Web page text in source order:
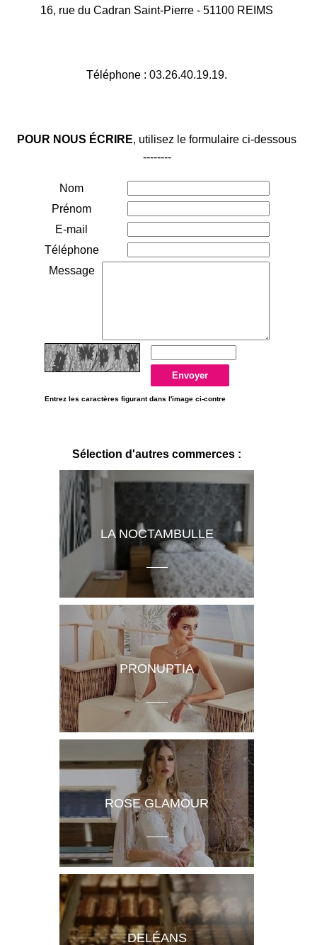
16, rue du Cadran Saint-Pierre - 51100 REIMS
Téléphone : 03.26.40.19.19.
POUR NOUS ÉCRIRE, utilisez le formulaire ci-dessous
--------
Nom
Prénom
E-mail
Téléphone
Message
Entrez les caractères figurant dans l'image ci-contre
Sélection d'autres commerces :
LA NOCTAMBULLE
PRONUPTIA
ROSE GLAMOUR
DELÉANS